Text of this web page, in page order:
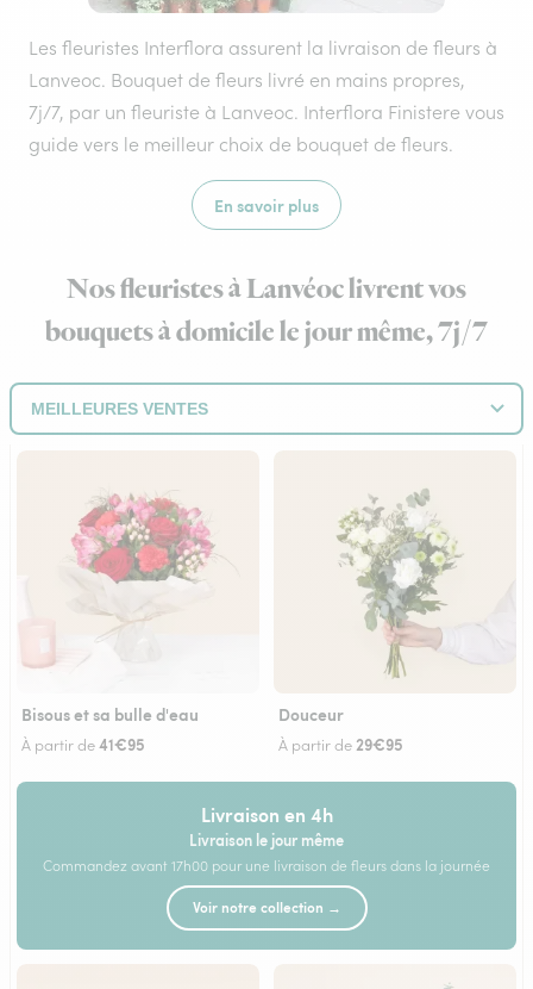
Les fleuristes Interflora assurent la livraison de fleurs à
Lanveoc. Bouquet de fleurs livré en mains propres,
7j/7, par un fleuriste à Lanveoc. Interflora Finistere vous
guide vers le meilleur choix de bouquet de fleurs.
En savoir plus
Nos fleuristes à Lanvéoc livrent vos
bouquets à domicile le jour même, 7j/7
Bisous et sa bulle d'eau
À partir de41€95
Douceur
À partir de 29€95
Livraison en 4h
Livraison le jour même
Commandez avant 17h00 pour une livraison de fleurs dans la journée
Voir notre collection →